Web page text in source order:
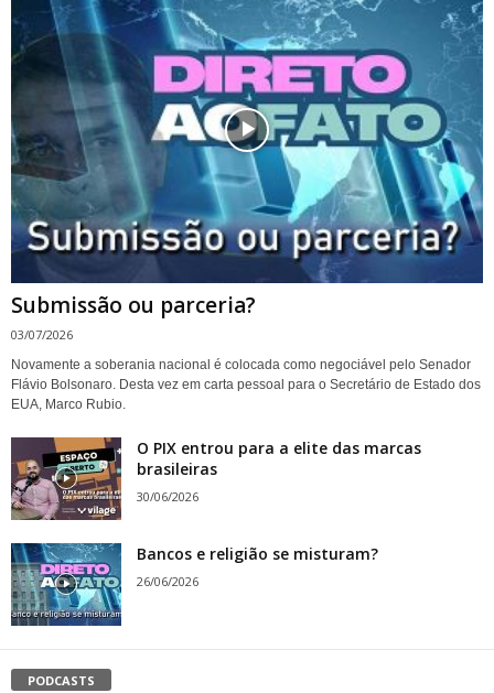
Submissão ou parceria?
03/07/2026
Novamente a soberania nacional é colocada como negociável pelo Senador
Flávio Bolsonaro. Desta vez em carta pessoal para o Secretário de Estado dos
EUA, Marco Rubio.
O PIX entrou para a elite das marcas
brasileiras
30/06/2026
Bancos e religião se misturam?
26/06/2026
PODCASTS